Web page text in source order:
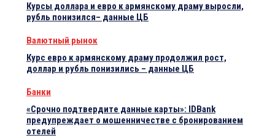
Курсы доллара и евро к армянскому драму выросли,
рубль понизился– данные ЦБ
Валютный рынок
Курс евро к армянскому драму продолжил рост,
доллар и рубль понизились – данные ЦБ
Банки
«Срочно подтвердите данные карты»: IDBank
предупреждает о мошенничестве с бронированием
отелей